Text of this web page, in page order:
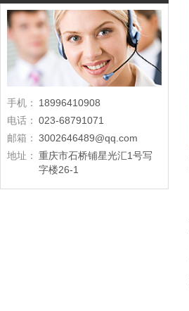
手机：
18996410908
电话： 023-68791071
邮箱： 3002646489@qq.com
地址： 重庆市石桥铺星光汇1号写
字楼26-1